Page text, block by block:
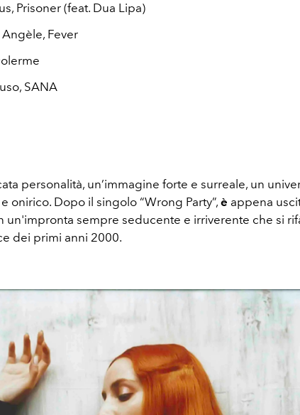
Prisoner (feat. Dua Lipa)
Angèle, Fever
SANA
personalità, un’immagine forte e surreale, un
onirico. Dopo il singolo “Wrong Party”, è appena
un'impronta sempre seducente e irriverente che si
dei primi anni 2000.